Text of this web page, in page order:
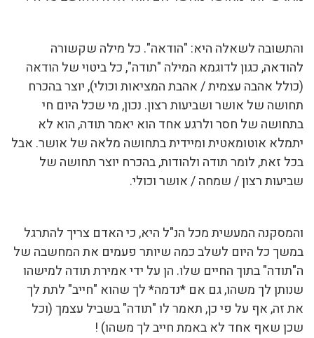
והתשובה לשאלה היא: "הודאה". כל מילה שקשורה
להודאה, כגון לדוגמא המילה "תודה", כל ביטוי של הודאה
(כולל אהבה עצמית / אהבת המציאות וכולי), יוצר בהכרח
תחושה של אושר ושביעות רצון. נכון, מי שכל היום חי
בתחושה של חסר ולרגע אחד הוא יאמר תודה, הוא לא
יתמלא אוטומאטית ומיידית בתחושה מלאה של אושר. אבל
בכל זאת, לומר תודה ולהודות, בהכרח יוצר תחושה של
שביעות רצון / שמחה / אושר וכולי.
והמסקנה המעשית מכל הנ"ל היא, כי האדם צריך להתרגל
במשך כל היום לשלב כמה שיותר פעמים את המחשבה של
ה"תודה" בתוך החיים שלו. הן על ידי אמירת תודה למישהו
שנותן לך משהו, גם אם *נדמה* לך שהוא "חייב" לתת לך
את זה, אף על פי כן, תאמר לו "תודה" בשביל עצמך (וכל
שכן שאף אחד לא באמת חייב לך משהו) !